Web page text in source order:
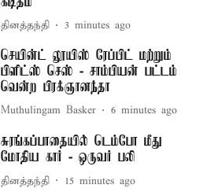
தினத்தந்தி 3 minutes ago
செயின்ட் லூயிஸ் ரேப்பிட் மற்றும்
பிளிட்ஸ் செஸ் - சாம்பியன் பட்டம்
வென்ற பிரக்ஞானந்தா
Muthulingam Basker 6 minutes ago
சுரங்கப்பாதையில் டெம்போ மீது
மோதிய கார் - ஒருவர் பலி
தினத்தந்தி 15 minutes ago